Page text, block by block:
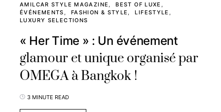
AMILCAR STYLE MAGAZINE
BEST OF LUXE
ÉVÉNEMENTS
FASHION & STYLE
LIFESTYLE
LUXURY SELECTIONS
« Her Time » : Un événement
glamour et unique organisé par
OMEGA à Bangkok !
3 MINUTE READ